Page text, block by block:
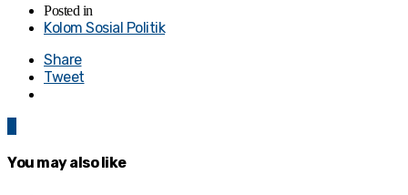
Posted in
Kolom Sosial Politik
Share
Tweet
You may also like